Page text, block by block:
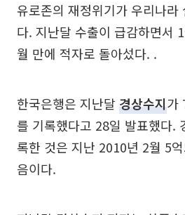
유로존의 재정위기가 우리나라
다. 지난달 수출이 급감하면서
월 만에 적자로 돌아섰다. .
한국은행은 지난달 경상수지가
를 기록했다고 28일 발표했다.
록한 것은 지난 2010년 2월 5
음이다.